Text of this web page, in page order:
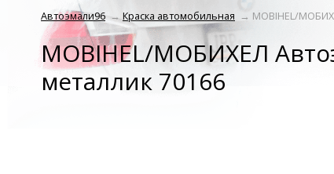
Автоэмали96 →Краска автомобильная → MOBIHEL/
MOBIHEL/МОБИХЕЛ
металлик 70166